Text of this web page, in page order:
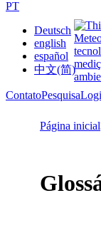
PT
Deutsch
english
español
中文(简)
ContatoPesquisa
Página inicial